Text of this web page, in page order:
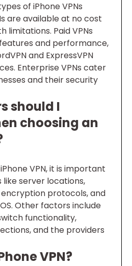
of iPhone VPNs
are available at no cost
limitations. Paid VPNs
and performance,
and ExpressVPN
Enterprise VPNs cater
and their security
should I
choosing an
VPN, it is important
server locations,
protocols, and
Other factors include
functionality,
and the providers
VPN?